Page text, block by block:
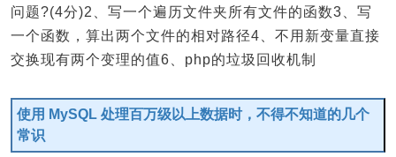
问题?(4分)2、写一个遍历文件夹所有文件的函数3、写
一个函数，算出两个文件的相对路径4、不用新变量直接
交换现有两个变理的值6、php的垃圾回收机制
使用 MySQL 处理百万级以上数据时，不得不知道的几个
常识